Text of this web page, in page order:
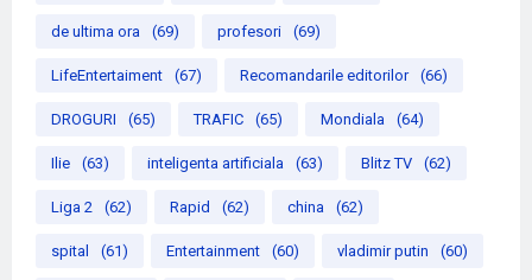
de ultima ora (69) profesori (69)
LifeEntertaiment (67) Recomandarile editorilor (66)
DROGURI (65) TRAFIC (65) Mondiala (64)
Ilie (63) inteligenta artificiala (63) Blitz TV (62)
Liga 2 (62) Rapid (62) china (62)
spital (61) Entertainment (60) vladimir putin (60)